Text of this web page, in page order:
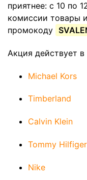
приятнее: с 10 по
комиссии товары
промокоду
Акция действует в
Michael Kors
Timberland
Calvin Klein
Tommy Hilfiger
Nike